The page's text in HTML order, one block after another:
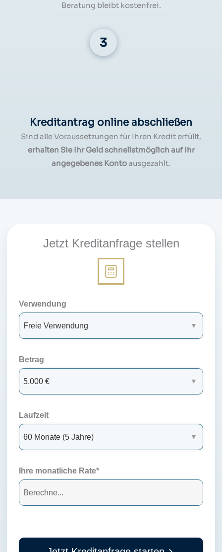
Beratung bleibt kostenfrei.
Kreditantrag online abschließen
Sind alle Voraussetzungen für Ihren Kredit erfüllt,
erhalten Sie Ihr Geld schnellstmöglich auf Ihr
angegebenes Kontoausgezahlt.
Jetzt Kreditanfrage stellen
Verwendung
Betrag
Laufzeit
Ihre monatliche Rate*